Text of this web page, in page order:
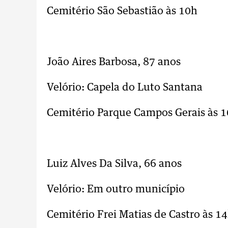
Cemitério São Sebastião às 10h
João Aires Barbosa, 87 anos
Velório: Capela do Luto Santana
Cemitério Parque Campos Gerais às
Luiz Alves Da Silva, 66 anos
Velório: Em outro município
Cemitério Frei Matias de Castro às